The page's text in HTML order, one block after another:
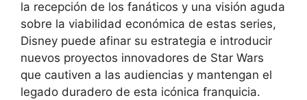
la recepción de los fanáticos y una visión aguda
sobre la viabilidad económica de estas series,
Disney puede afinar su estrategia e introducir
nuevos proyectos innovadores de Star Wars
que cautiven a las audiencias y mantengan el
legado duradero de esta icónica franquicia.